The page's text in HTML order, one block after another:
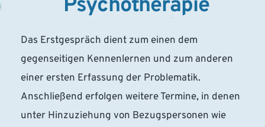
Psychotherapie
Das Erstgespräch dient zum einen dem
gegenseitigen Kennenlernen und zum anderen
einer ersten Erfassung der Problematik.
Anschließend erfolgen weitere Termine, in denen
unter Hinzuziehung von Bezugspersonen wie